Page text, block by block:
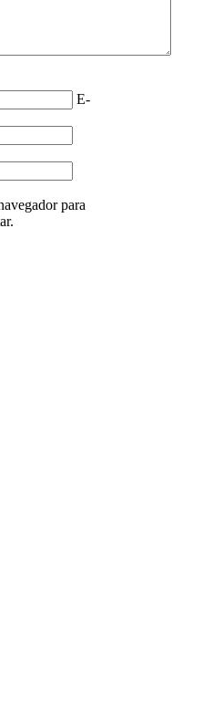
E-
para